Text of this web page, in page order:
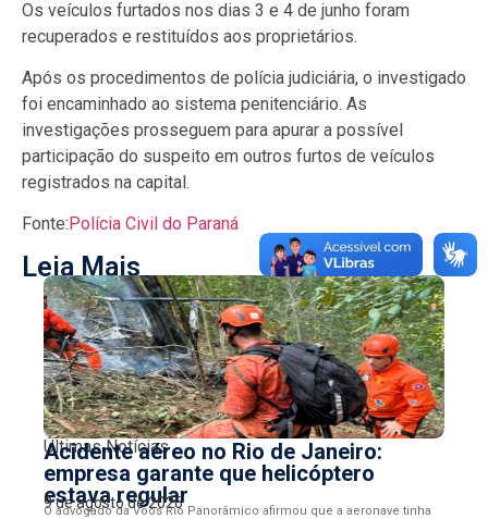
Os veículos furtados nos dias 3 e 4 de junho foram
recuperados e restituídos aos proprietários.
Após os procedimentos de polícia judiciária, o investigado
foi encaminhado ao sistema penitenciário. As
investigações prosseguem para apurar a possível
participação do suspeito em outros furtos de veículos
registrados na capital.
Fonte: Polícia Civil do Paraná
Leia Mais
Últimas Notícias
Acidente aéreo no Rio de Janeiro:
empresa garante que helicóptero
estava regular
9 de agosto de 2026
O advogado da Voos Rio Panorâmico afirmou que a aeronave tinha